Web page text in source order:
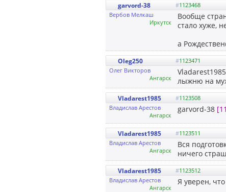
garvord-38 #1123468
Вербов Мелкаш
Иркутск
Вообще
стало хуже,
а
Oleg250 #1123471
Олег Викторов
Ангарск
Vladarest1985
лыжню на
Vladarest1985 #1123508
Владислав Арестов
Ангарск
garvord-38
Vladarest1985 #1123511
Владислав Арестов
Ангарск
Вся
ничего
Vladarest1985 #1123512
Владислав Арестов
Ангарск
Я уверен,